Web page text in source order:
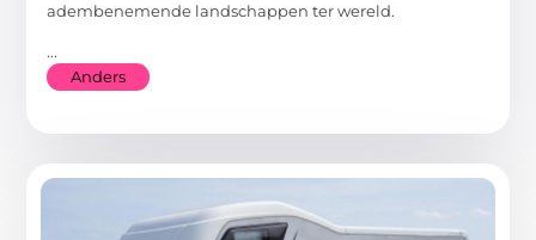
adembenemende landschappen ter wereld.
...
Anders